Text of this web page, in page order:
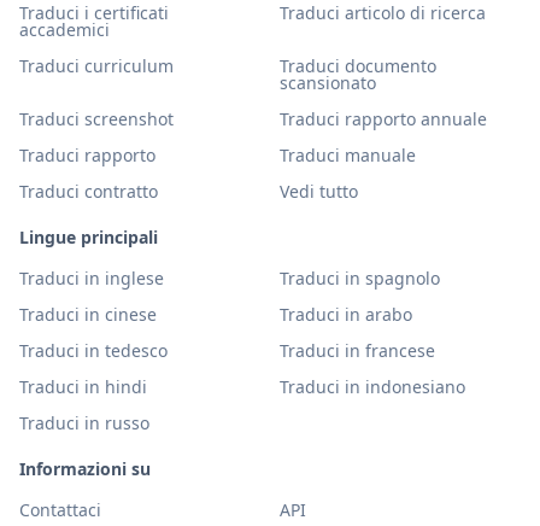
Traduci i certificati
accademici
Traduci articolo di ricerca
Traduci curriculum Traduci documento
scansionato
Traduci screenshot
Traduci rapporto annuale
Traduci rapporto
Traduci manuale
Traduci contratto
Vedi tutto
Lingue principali
Traduci in inglese
Traduci in spagnolo
Traduci in cinese
Traduci in arabo
Traduci in tedesco
Traduci in francese
Traduci in hindi
Traduci in indonesiano
Traduci in russo
Informazioni su
Contattaci
API